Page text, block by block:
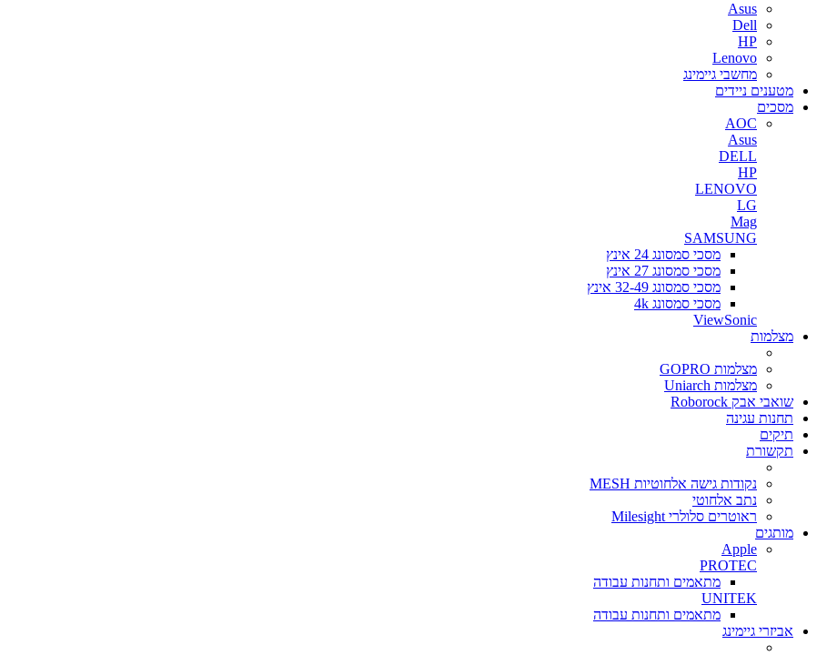
Asus
Dell
HP
Lenovo
מחשבי גיימינג
מטענים ניידים
מסכים
AOC
Asus
DELL
HP
LENOVO
LG
Mag
SAMSUNG
מסכי סמסונג 24 אינץ
מסכי סמסונג 27 אינץ
מסכי סמסונג 32-49 אינץ
מסכי סמסונג 4k
ViewSonic
מצלמות
מצלמות GOPRO
מצלמות Uniarch
שואבי אבק Roborock
תחנות עגינה
תיקים
תקשורת
נקודות גישה אלחוטיות MESH
נתב אלחוטי
ראוטרים סלולרי Milesight
מותגים
Apple
PROTEC
מתאמים ותחנות עבודה
UNITEK
מתאמים ותחנות עבודה
אביזרי גיימינג